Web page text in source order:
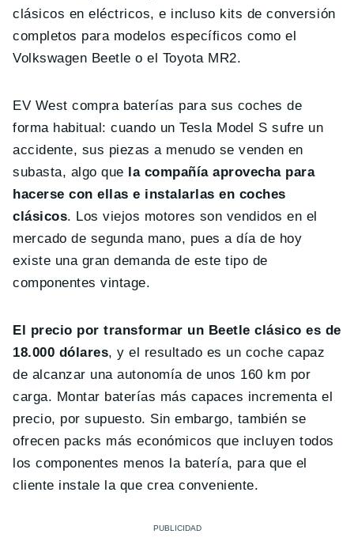
clásicos en eléctricos, e incluso kits de conversión
completos para modelos específicos como el
Volkswagen Beetle o el Toyota MR2.
EV West compra baterías para sus coches de
forma habitual: cuando un Tesla Model S sufre un
accidente, sus piezas a menudo se venden en
subasta, algo que la compañía aprovecha para
hacerse con ellas e instalarlas en coches
clásicos. Los viejos motores son vendidos en el
mercado de segunda mano, pues a día de hoy
existe una gran demanda de este tipo de
componentes vintage.
El precio por transformar un Beetle clásico es de
18.000 dólares, y el resultado es un coche capaz
de alcanzar una autonomía de unos 160 km por
carga. Montar baterías más capaces incrementa el
precio, por supuesto. Sin embargo, también se
ofrecen packs más económicos que incluyen todos
los componentes menos la batería, para que el
cliente instale la que crea conveniente.